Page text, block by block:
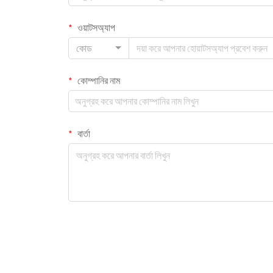
ওয়াটসঅ্যাপ
কোড
কোম্পানির নাম
বার্তা